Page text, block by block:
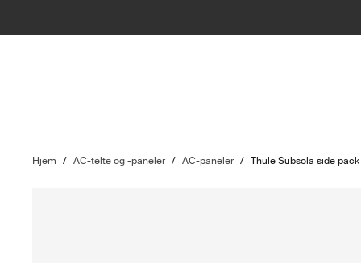
Hjem / AC-telte og -paneler / AC-paneler / Thule Subsola side pack